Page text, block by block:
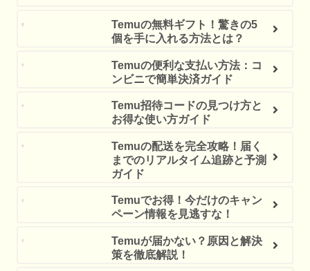
Temuの無料ギフト！驚きの5
個を手に入れる方法とは？
Temuの便利な支払い方法：コ
ンビニで簡単決済ガイド
Temu招待コードの見つけ方と
お得な使い方ガイド
Temuの配送を完全攻略！届く
までのリアルタイム追跡と予測
ガイド
Temuでお得！今だけのキャン
ペーン情報を見逃すな！
Temuが届かない？原因と解決
策を徹底解説！